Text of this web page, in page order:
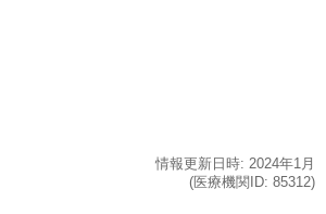
情報更新日時: 2024年1月
(医療機関ID: 85312)